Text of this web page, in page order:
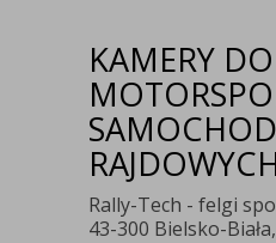
KAMERY DO
Rally-Tech - felgi
43-300 Bielsko-